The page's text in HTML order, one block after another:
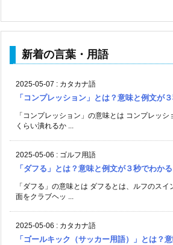
新着の言葉・用語
2025-05-07 : カタカナ語
「コンプレッション」とは？意味と例文が
「コンプレッション」の意味とは コンプレッ
くらい潰れるか ...
2025-05-06 : ゴルフ用語
「ダフる」とは？意味と例文が３秒でわかる
「ダフる」の意味とは ダフるとは、ルフのス
面をクラブヘッ ...
2025-05-06 : カタカナ語
「ゴールキック（サッカー用語）」とは？